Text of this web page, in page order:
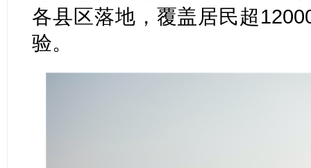
各县区落地，覆盖居民超
验。